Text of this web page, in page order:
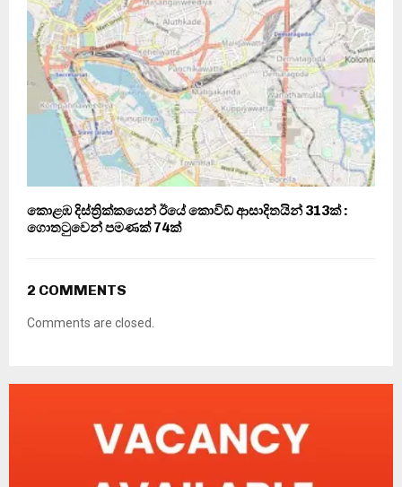
කොළඹ දිස්ත්‍රික්කයෙන් ඊයේ කොවිඩ් ආසාදිතයින් 313ක් :
ගොතටුවෙන් පමණක් 74ක්
2 COMMENTS
Comments are closed.